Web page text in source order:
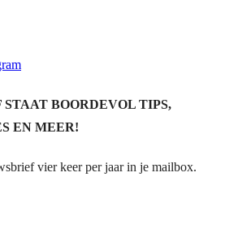
BOORDEVOL TIPS,
EN MEER!
vier keer per jaar in je mailbox.